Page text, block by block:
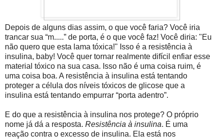
Depois de alguns dias assim, o que você faria? Você iria
trancar sua “m.....” de porta, é o que você faz! Você diria: "Eu
não quero que esta lama tóxica!" Isso é a resistência à
insulina, baby! Você quer tornar realmente difícil enfiar esse
material tóxico na sua casa. Isso não é uma coisa ruim, é
uma coisa boa. A resistência à insulina está tentando
proteger a célula dos níveis tóxicos de glicose que a
insulina está tentando empurrar “porta adentro”.
E do que a resistência à insulina nos protege? O próprio
nome já dá a resposta. Resistência à insulina. É uma
reação contra o excesso de insulina. Ela está nos